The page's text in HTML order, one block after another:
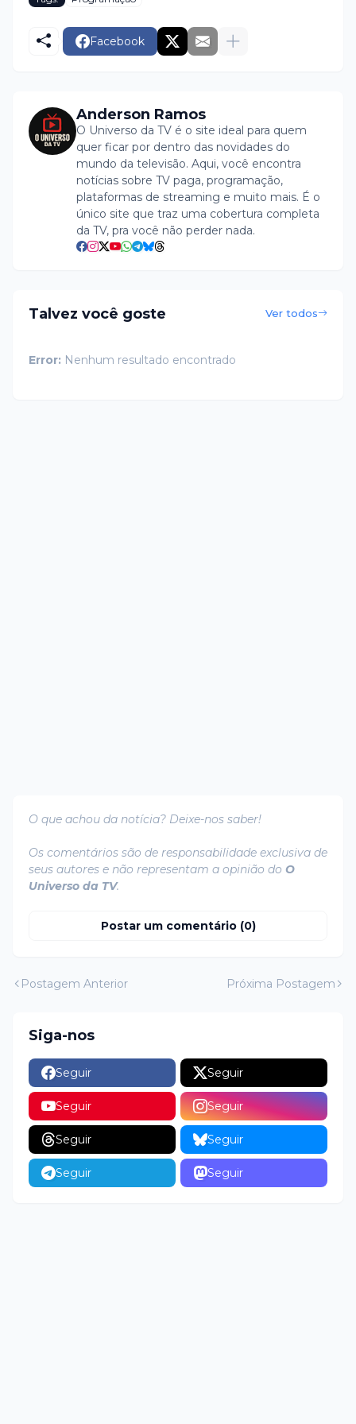
Facebook
Anderson Ramos
O Universo da TV é o site ideal para quem
quer ficar por dentro das novidades do
mundo da televisão. Aqui, você encontra
notícias sobre TV paga, programação,
plataformas de streaming e muito mais. É o
único site que traz uma cobertura completa
da TV, pra você não perder nada.
Talvez você goste Ver todos
Error: Nenhum resultado encontrado
O que achou da notícia? Deixe-nos saber!
Os comentários são de responsabilidade exclusiva de
seus autores e não representam a opinião do O
Universo da TV.
Postar um comentário (0)
Postagem Anterior Próxima Postagem
Siga-nos
Seguir Seguir
Seguir Seguir
Seguir Seguir
Seguir Seguir